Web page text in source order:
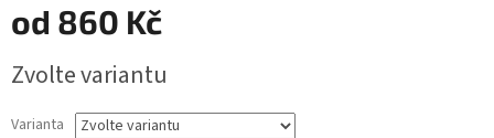
od 860 Kč
cena:
Zvolte variantu
Varianta